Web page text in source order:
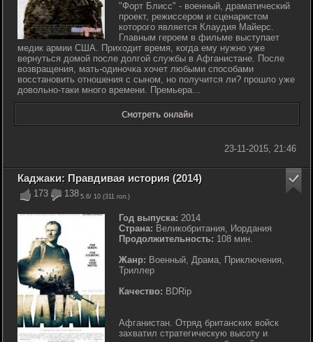
"Форт Блисс" - военный, драматический
проект, режиссером и сценаристом
которого является Клаудия Майерс.
Главным героем в фильме выступает
медик армии США. Приходит время, когда ему нужно уже
вернуться домой после долгой службы в Афганистане. После
возвращения, мать-одиночка хочет любыми способами
восстановить отношения с сыном, но получится ли? прошло уже
довольно-таки много времени. Премьера...
23-11-2015, 21:46
173 138 5.6/ 10 (311 гол.)
Каджаки: Правдивая история (2014)
Год выпуска: 2014
Страна: Великобритания, Иордания
Продолжительность: 108 мин.
Жанр: Военный, Драма, Приключения,
Триллер
Качество: BDRip
Афганистан. Отряд британских войск
захватил стратегическую высоту и